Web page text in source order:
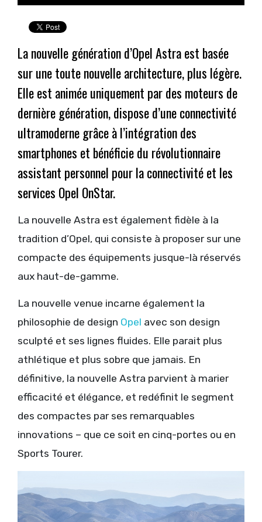
La nouvelle génération d’Opel Astra est basée
sur une toute nouvelle architecture, plus légère.
Elle est animée uniquement par des moteurs de
dernière génération, dispose d’une connectivité
ultramoderne grâce à l’intégration des
smartphones et bénéficie du révolutionnaire
assistant personnel pour la connectivité et les
services Opel OnStar.
La nouvelle Astra est également fidèle à la
tradition d’Opel, qui consiste à proposer sur une
compacte des équipements jusque-là réservés
aux haut-de-gamme.
La nouvelle venue incarne également la
philosophie de design Opel avec son design
sculpté et ses lignes fluides. Elle parait plus
athlétique et plus sobre que jamais. En
définitive, la nouvelle Astra parvient à marier
efficacité et élégance, et redéfinit le segment
des compactes par ses remarquables
innovations – que ce soit en cinq-portes ou en
Sports Tourer.